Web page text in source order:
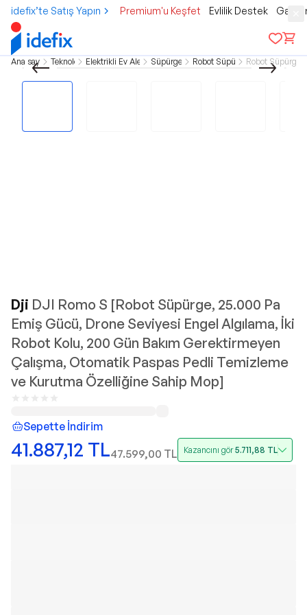
idefix’te Satış Yapın Premium'u Keşfet Evlilik Destek
Ana sayfa Teknoloji Elektrikli Ev AletleriSüpürgeler Robot SüpürgeRobot
Dji DJI Romo S [Robot Süpürge, 25.000 Pa
Emiş Gücü, Drone Seviyesi Engel Algılama, İki
Robot Kolu, 200 Gün Bakım Gerektirmeyen
Çalışma, Otomatik Paspas Pedli Temizleme
ve Kurutma Özelliğine Sahip Mop]
Sepette İndirim
41.887,12 TL47.599,00 TL Kazancını gör5.711,88 TL